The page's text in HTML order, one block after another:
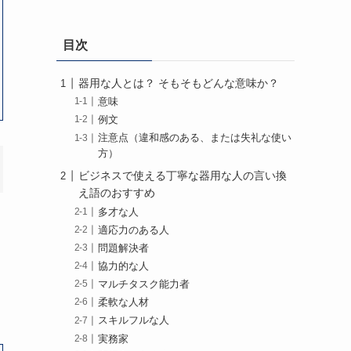
目次
器用な人とは？ そもそもどんな意味か？
意味
例文
注意点（違和感のある、または失礼な使い
方）
ビジネスで使える丁寧な器用な人の言い換
え語のおすすめ
多才な人
適応力のある人
問題解決者
協力的な人
マルチタスク能力者
柔軟な人材
スキルフルな人
実務家